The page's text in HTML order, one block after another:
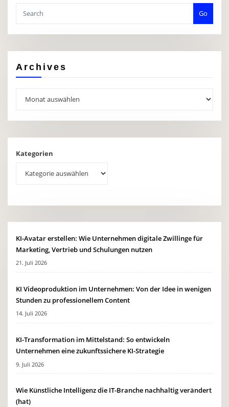
Go
Archives
Kategorien
KI-Avatar erstellen: Wie Unternehmen digitale Zwillinge für
Marketing, Vertrieb und Schulungen nutzen
21. Juli 2026
KI Videoproduktion im Unternehmen: Von der Idee in wenigen
Stunden zu professionellem Content
14. Juli 2026
KI-Transformation im Mittelstand: So entwickeln
Unternehmen eine zukunftssichere KI-Strategie
9. Juli 2026
Wie Künstliche Intelligenz die IT-Branche nachhaltig verändert
(hat)